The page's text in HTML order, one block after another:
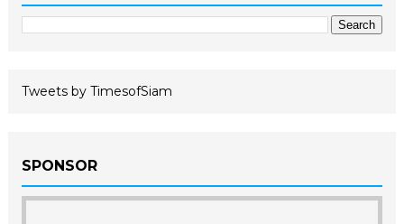
Tweets by TimesofSiam
SPONSOR